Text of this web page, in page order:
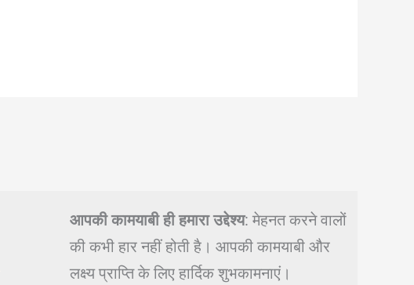
आपकी कामयाबी ही हमारा उद्देश्य: मेहनत करने वालों
की कभी हार नहीं होती है। आपकी कामयाबी और
लक्ष्य प्राप्ति के लिए हार्दिक शुभकामनाएं।